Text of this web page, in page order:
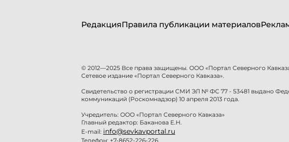
РедакцияПравила публикации материалов
© 2012—2025 Все права защищены. ООО «Портал Северного
Сетевое издание «Портал Северного Кавказа».
Свидетельство о регистрации СМИ ЭЛ № ФС 77 - 53481 выдано
коммуникаций (Роскомнадзор) 10 апреля 2013 года.
Учредитель: ООО «Портал Северного Кавказа»
Главный редактор: Баканова Е.Н.
E-mail: info@sevkavportal.ru
Телефон: +7-8652-226-226